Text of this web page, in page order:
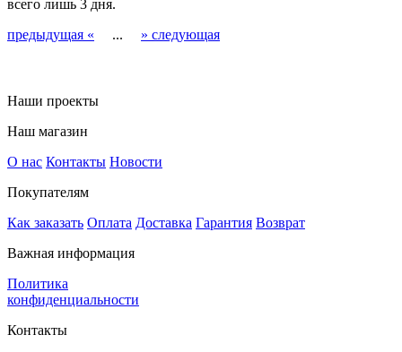
всего лишь 3 дня.
предыдущая « ... » следующая
Наши проекты
Наш магазин
О нас Контакты Новости
Покупателям
Как заказать Оплата Доставка Гарантия Возврат
Важная информация
Политика
конфиденциальности
Контакты